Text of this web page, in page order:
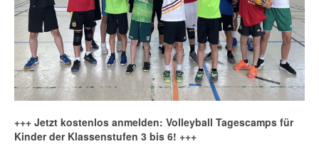
+++ Jetzt kostenlos anmelden: Volleyball Tagescamps für
Kinder der Klassenstufen 3 bis 6! +++